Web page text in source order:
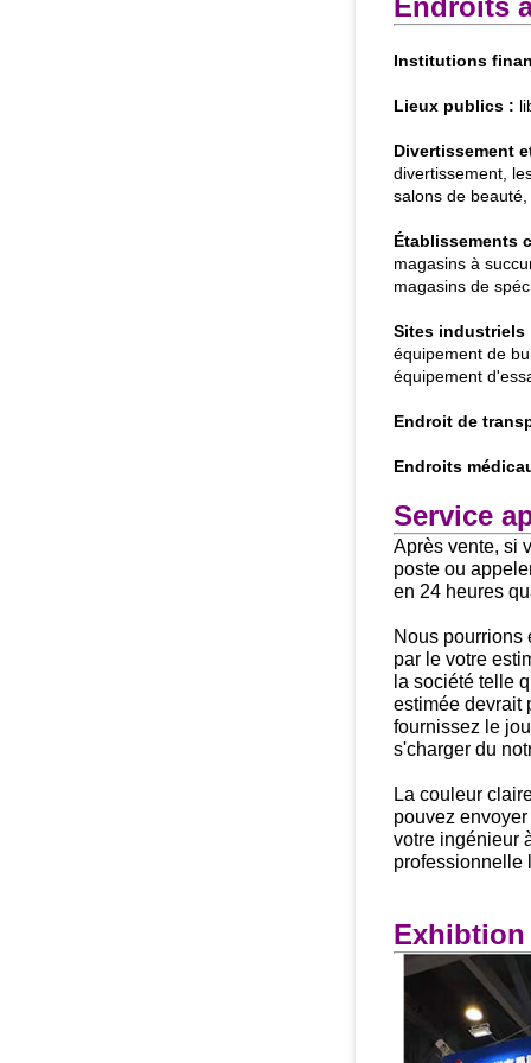
Endroits
Institutions
Lieux publics :
Divertissement
divertissement,
salons de
Établissements
magasins à
magasins de
Sites industriels
équipement de
équipement
Endroit de
Endroits
Service
Après vente, si
poste ou
en 24 heures
Nous pourrions
par le votre
la société telle
estimée devrait
fournissez le
s'charger du
La couleur
pouvez envoyer
votre ingénieur
professionnelle
Exhibtion